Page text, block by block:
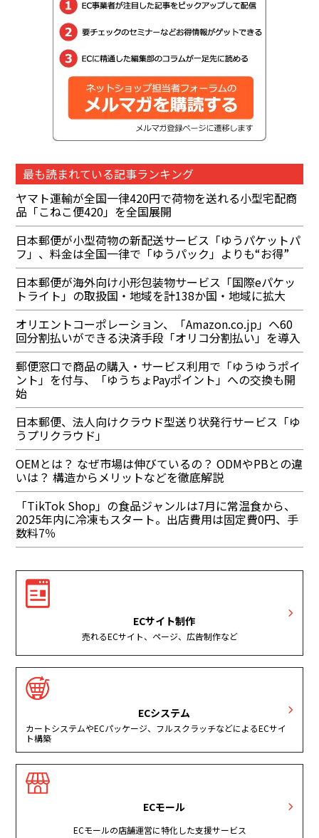
最も読まれている記事ランキング
ヤマト運輸が全国一律420円で荷物を送れる小型宅配商
品「こねこ便420」を全国展開
日本郵便が小型荷物の新配送サービス「ゆうパケットパ
フ」、料金は全国一律で「ゆうパック」よりも“お得”
日本郵便が海外向け小形包装物サービス「国際eパケッ
トライト」の取扱国・地域を計138か国・地域に拡大
オリエントコーポレーション、「Amazon.co.jp」へ60
回分割払いができる決済手段「オリコ分割払い」を導入
郵便窓口で商品の購入・サービス利用で「ゆうゆうポイ
ント」を付与、「ゆうちょPayポイント」への交換も開
始
日本郵便、法人向けクラウド型送り状発行サービス「ゆ
うプリクラウド」
OEMとは？ なぜ市場は伸びているの？ ODMやPBとの違
いは？ 構造からメリットなどを徹底解説
「TikTok Shop」の食品ジャンルは7月に常温食から、
2025年内に冷凍もスタート。出店費用は固定費0円、手
数料7％
ECサイト制作
売れるECサイト、ページ、広告制作など
ECシステム
カートシステムやECパッケージ、フルスクラッチなどによるECサイ
ト構築
ECモール
ECモールの店舗運営に特化した支援サービス